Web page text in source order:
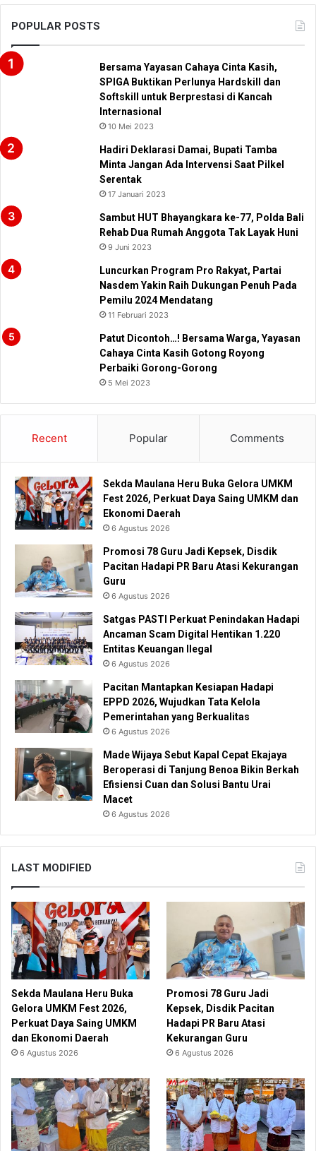
POPULAR POSTS
Bersama Yayasan Cahaya Cinta Kasih,
SPIGA Buktikan Perlunya Hardskill dan
Softskill untuk Berprestasi di Kancah
Internasional
10 Mei 2023
Hadiri Deklarasi Damai, Bupati Tamba
Minta Jangan Ada Intervensi Saat Pilkel
Serentak
17 Januari 2023
Sambut HUT Bhayangkara ke-77, Polda Bali
Rehab Dua Rumah Anggota Tak Layak Huni
9 Juni 2023
Luncurkan Program Pro Rakyat, Partai
Nasdem Yakin Raih Dukungan Penuh Pada
Pemilu 2024 Mendatang
11 Februari 2023
Patut Dicontoh…! Bersama Warga, Yayasan
Cahaya Cinta Kasih Gotong Royong
Perbaiki Gorong-Gorong
5 Mei 2023
Recent Popular Comments
Sekda Maulana Heru Buka Gelora UMKM
Fest 2026, Perkuat Daya Saing UMKM dan
Ekonomi Daerah
6 Agustus 2026
Promosi 78 Guru Jadi Kepsek, Disdik
Pacitan Hadapi PR Baru Atasi Kekurangan
Guru
6 Agustus 2026
Satgas PASTI Perkuat Penindakan Hadapi
Ancaman Scam Digital Hentikan 1.220
Entitas Keuangan Ilegal
6 Agustus 2026
Pacitan Mantapkan Kesiapan Hadapi
EPPD 2026, Wujudkan Tata Kelola
Pemerintahan yang Berkualitas
6 Agustus 2026
Made Wijaya Sebut Kapal Cepat Ekajaya
Beroperasi di Tanjung Benoa Bikin Berkah
Efisiensi Cuan dan Solusi Bantu Urai
Macet
6 Agustus 2026
LAST MODIFIED
Sekda Maulana Heru Buka
Gelora UMKM Fest 2026,
Perkuat Daya Saing UMKM
dan Ekonomi Daerah
6 Agustus 2026
Promosi 78 Guru Jadi
Kepsek, Disdik Pacitan
Hadapi PR Baru Atasi
Kekurangan Guru
6 Agustus 2026